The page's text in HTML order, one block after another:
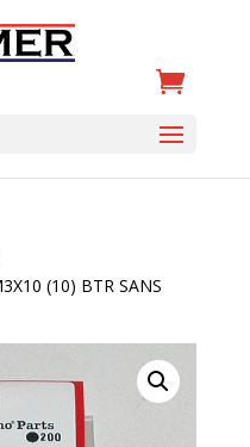
(10) BTR SANS